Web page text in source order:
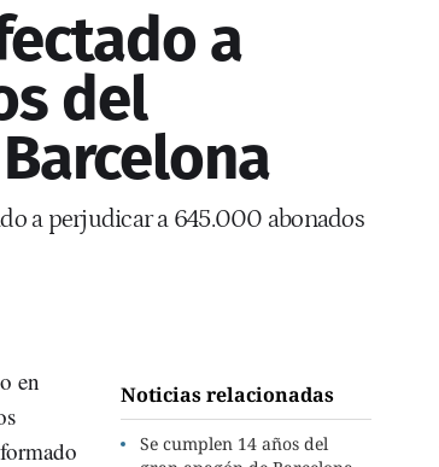
a
del
a perjudicar a 645.000 abonados
Noticias relacionadas
Se cumplen 14 años del
en